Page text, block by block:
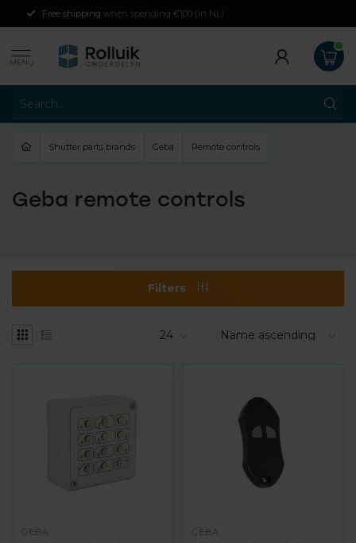
Free shipping when spending €100 (in NL)
MENU
Shutter parts brands Geba Remote controls
Geba remote controls
Filters
GEBA GEBA